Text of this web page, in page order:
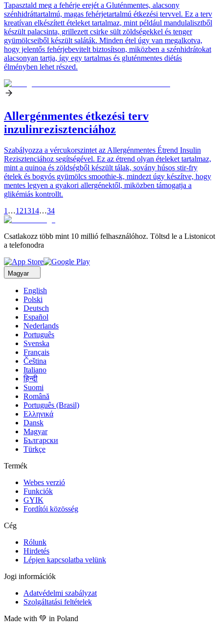
Tapasztald meg a fehérje erejét a Gluténmentes, alacsony
szénhidráttartalmú, magas fehérjetartalmú étkezési tervvel. Ez a terv
kreatívan elkészített ételeket tartalmaz, mint például mandulalisztből
készült palacsinta, grillezett csirke sült zöldségekkel és tenger
gyümölcseiből készült saláták. Minden étel úgy van megalkotva,
hogy jelentős fehérjebevitelt biztosítson, miközben a szénhidrátokat
alacsonyan tartja, így egy tartalmas és gluténmentes diétás
élményben lehet részed.
Allergénmentes étkezési terv
inzulinrezisztenciához
Szabályozza a vércukorszintet az Allergénmentes Étrend Insulin
Rezisztenciához segítségével. Ez az étrend olyan ételeket tartalmaz,
mint a quinoa és zöldségből készült tálak, sovány húsos stir-fry
ételek és bogyós gyümölcs smoothie-k, mindezt úgy készítve, hogy
mentes legyen a gyakori allergénektől, miközben támogatja a
glikémiás kontrollt.
1 …121314…34
Csatlakozz több mint 10 millió felhasználóhoz. Töltsd le a Listonicot
a telefonodra
Magyar
English
Polski
Deutsch
Español
Nederlands
Português
Svenska
Français
Čeština
Italiano
हिन्दी
Suomi
Română
Português (Brasil)
Ελληνικά
Dansk
Magyar
Български
Türkçe
Termék
Webes verzió
Funkciók
GYIK
Fordítói közösség
Cég
Rólunk
Hirdetés
Lépjen kapcsolatba velünk
Jogi információk
Adatvédelmi szabályzat
Szolgáltatási feltételek
Made with 💚 in Poland